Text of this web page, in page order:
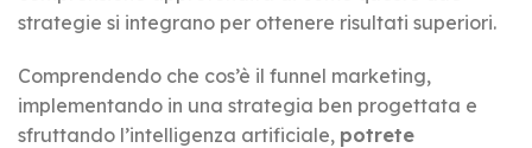
strategie si integrano per ottenere risultati superiori.
Comprendendo che cos’è il funnel marketing,
implementando in una strategia ben progettata e
sfruttando l’intelligenza artificiale, potrete